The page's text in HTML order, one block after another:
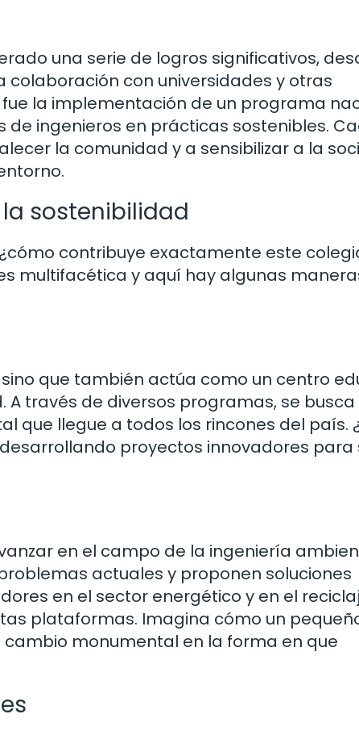
una serie de logros significativos,
con universidades y otras
la implementación de un programa
ingenieros en prácticas sostenibles.
la comunidad y a sensibilizar a la
sostenibilidad
contribuye exactamente este
multifacética y aquí hay algunas
que también actúa como un centro
través de diversos programas, se
que llegue a todos los rincones del país.
proyectos innovadores para
en el campo de la ingeniería
actuales y proponen soluciones
en el sector energético y en el
plataformas. Imagina cómo un
monumental en la forma en que